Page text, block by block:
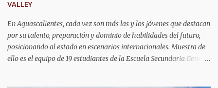
VALLEY
En Aguascalientes, cada vez son más las y los jóvenes que destacan
por su talento, preparación y dominio de habilidades del futuro,
posicionando al estado en escenarios internacionales. Muestra de
ello es el equipo de 19 estudiantes de la Escuela Secundaria General